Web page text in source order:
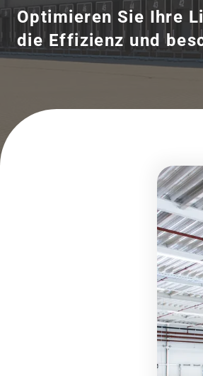
Optimieren Sie Ihre
die Effizienz und